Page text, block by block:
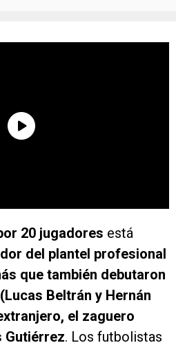
20 jugadores está
del plantel profesional
que también debutaron
Beltrán y Hernán
el zaguero
Gutiérrez. Los futbolistas